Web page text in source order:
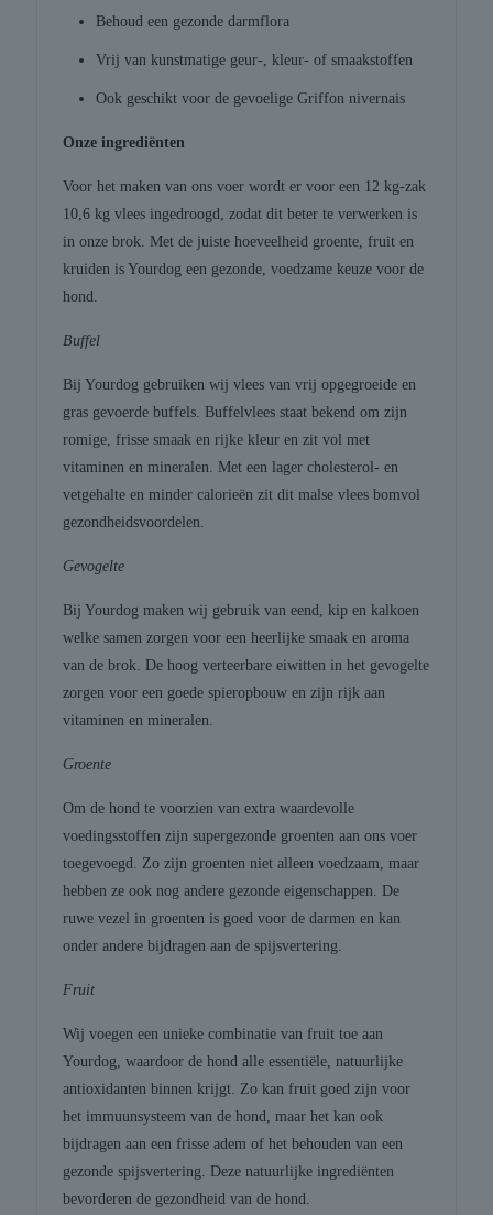
Behoud een gezonde darmflora
Vrij van kunstmatige geur-, kleur- of smaakstoffen
Ook geschikt voor de gevoelige Griffon nivernais
Onze ingrediënten
Voor het maken van ons voer wordt er voor een 12 kg-zak
10,6 kg vlees ingedroogd, zodat dit beter te verwerken is
in onze brok. Met de juiste hoeveelheid groente, fruit en
kruiden is Yourdog een gezonde, voedzame keuze voor de
hond.
Buffel
Bij Yourdog gebruiken wij vlees van vrij opgegroeide en
gras gevoerde buffels. Buffelvlees staat bekend om zijn
romige, frisse smaak en rijke kleur en zit vol met
vitaminen en mineralen. Met een lager cholesterol- en
vetgehalte en minder calorieën zit dit malse vlees bomvol
gezondheidsvoordelen.
Gevogelte
Bij Yourdog maken wij gebruik van eend, kip en kalkoen
welke samen zorgen voor een heerlijke smaak en aroma
van de brok. De hoog verteerbare eiwitten in het gevogelte
zorgen voor een goede spieropbouw en zijn rijk aan
vitaminen en mineralen.
Groente
Om de hond te voorzien van extra waardevolle
voedingsstoffen zijn supergezonde groenten aan ons voer
toegevoegd. Zo zijn groenten niet alleen voedzaam, maar
hebben ze ook nog andere gezonde eigenschappen. De
ruwe vezel in groenten is goed voor de darmen en kan
onder andere bijdragen aan de spijsvertering.
Fruit
Wij voegen een unieke combinatie van fruit toe aan
Yourdog, waardoor de hond alle essentiële, natuurlijke
antioxidanten binnen krijgt. Zo kan fruit goed zijn voor
het immuunsysteem van de hond, maar het kan ook
bijdragen aan een frisse adem of het behouden van een
gezonde spijsvertering. Deze natuurlijke ingrediënten
bevorderen de gezondheid van de hond.